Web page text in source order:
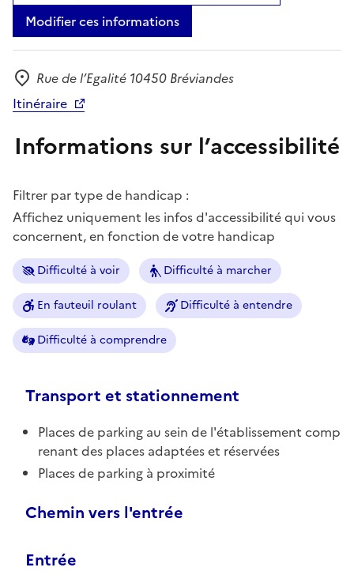
Modifier ces informations
Adresse
Rue de l’Egalité 10450 Bréviandes
Itinéraire
Informations sur l’accessibilité
Filtrer par type de handicap :
Affichez uniquement les infos d'accessibilité qui vous
concernent, en fonction de votre handicap
Difficulté à voir Difficulté à marcher
En fauteuil roulant Difficulté à entendre
Difficulté à comprendre
Transport et stationnement
Places de parking au sein de l'établissement comp
renant des places adaptées et réservées
Places de parking à proximité
Chemin vers l'entrée
Entrée